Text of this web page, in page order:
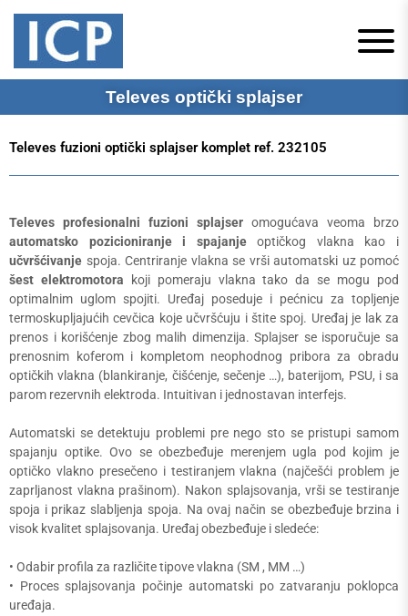
ICP Niš, Televes
Srbija
Televes Srbija
Televes optički splajser
Televes fuzioni optički splajser komplet ref. 232105
Televes profesionalni fuzioni splajser omogućava veoma brzo
automatsko pozicioniranje i spajanjeoptičkog vlakna kao i
učvršćivanje spoja. Centriranje vlakna se vrši automatski uz pomoć
šest elektromotora koji pomeraju vlakna tako da se mogu pod
optimalnim uglom spojiti. Uređaj poseduje i pećnicu za topljenje
termoskupljajućih cevčica koje učvršćuju i štite spoj. Uređaj je lak za
prenos i korišćenje zbog malih dimenzija. Splajser se isporučuje sa
prenosnim koferom i kompletom neophodnog pribora za obradu
optičkih vlakna (blankiranje, čišćenje, sečenje …), baterijom, PSU, i sa
parom rezervnih elektroda. Intuitivan i jednostavan interfejs.
Automatski se detektuju problemi pre nego sto se pristupi samom
spajanju optike. Ovo se obezbeđuje merenjem ugla pod kojim je
optičko vlakno presečeno i testiranjem vlakna (najčešći problem je
zaprljanost vlakna prašinom). Nakon splajsovanja, vrši se testiranje
spoja i prikaz slabljenja spoja. Na ovaj način se obezbeđuje brzina i
visok kvalitet splajsovanja. Uređaj obezbeđuje i sledeće:
• Odabir profila za različite tipove vlakna (SM , MM …)
• Proces splajsovanja počinje automatski po zatvaranju poklopca
uređaja.